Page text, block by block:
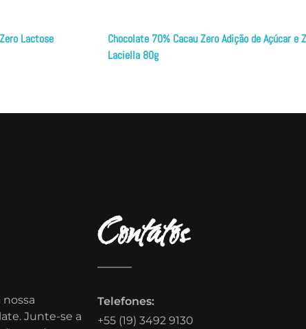
Lactose
Chocolate 70% Cacau Zero Adição de Açúcar e
Laciella 80g
Junte-se a
Contatos
Telefones:
+55 (19) 3492 9130